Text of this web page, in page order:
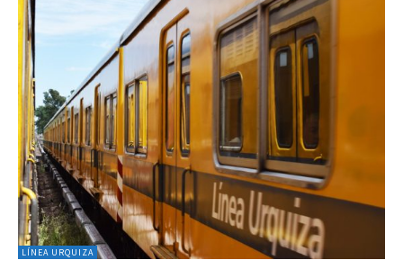
LÍNEA URQUIZA